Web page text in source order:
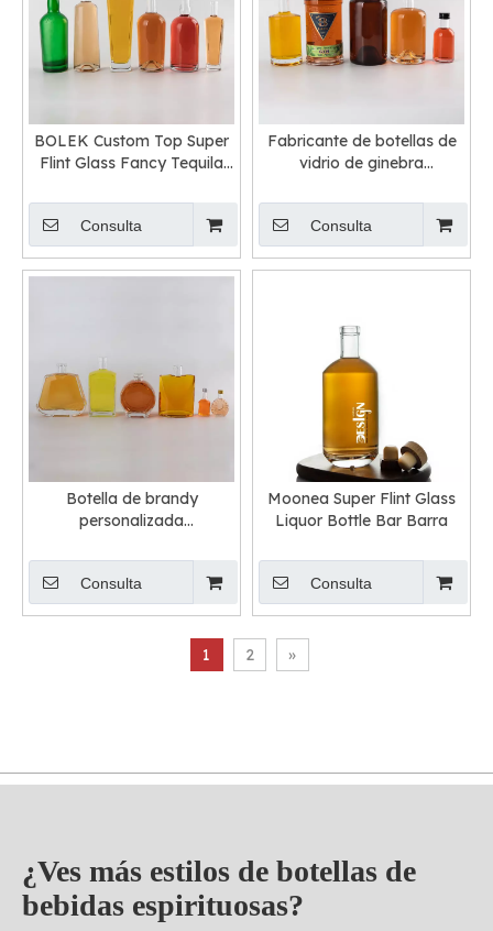
BOLEK Custom Top Super
Flint Glass Fancy Tequila
Consulta
Fabricante de botellas de
vidrio de ginebra
personalizada al por mayor
Consulta
Botella de brandy
personalizada
de vidrio Xo vacío para la
venta Botella de coñac
precio
Consulta
Moonea Super Flint Glass
Liquor Bottle Bar Barra
Consulta
1 2 »
¿Ves más estilos de botellas de
bebidas espirituosas?